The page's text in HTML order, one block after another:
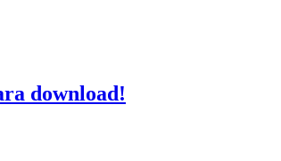
download!